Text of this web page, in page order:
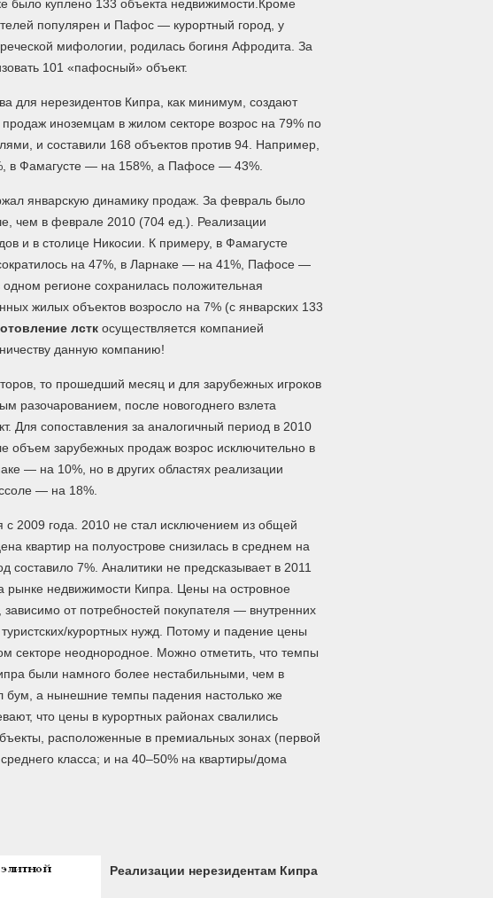
было куплено 133 объекта недвижимости. Кроме
популярен и Пафос — курортный город, у
мифологии, родилась богиня Афродита. За
101 «пафосный» объект.
для нерезидентов Кипра, как минимум, создают
иноземцам в жилом секторе возрос на 79% по
и составили 168 объектов против 94. Например,
в Фамагусте — на 158%, а Пафосе — 43%.
январскую динамику продаж. За февраль было
чем в феврале 2010 (704 ед.). Реализации
и в столице Никосии. К примеру, в Фамагусте
на 47%, в Ларнаке — на 41%, Пафосе —
регионе сохранилась положительная
жилых объектов возросло на 7% (с январских 133
лстк осуществляется компанией
данную компанию!
то прошедший месяц и для зарубежных игроков
разочарованием, после новогоднего взлета
Для сопоставления за аналогичный период в 2010
объем зарубежных продаж возрос исключительно в
— на 10%, но в других областях реализации
— на 18%.
2009 года. 2010 не стал исключением из общей
квартир на полуострове снизилась в среднем на
7%. Аналитики не предсказывает в 2011
рынке недвижимости Кипра. Цены на островное
от потребностей покупателя — внутренних
курортных нужд. Потому и падение цены
секторе неоднородное. Можно отметить, что темпы
были намного более нестабильными, чем в
бум, а нынешние темпы падения настолько же
что цены в курортных районах свалились
расположенные в премиальных зонах (первой
класса; и на 40–50% на квартиры/дома
Реализации нерезидентам Кипра